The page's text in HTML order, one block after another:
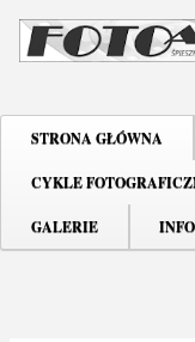
STRONA GŁÓWNA
CYKLE
GALERIE